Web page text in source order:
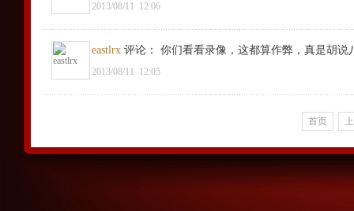
2013/08/11 12:06
eastlrx 评论 ： 你们看看录像，这都算作弊，真是胡说
2013/08/11 12:05
首页